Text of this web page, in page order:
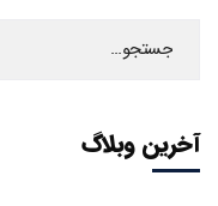
آخرین وبلاگ